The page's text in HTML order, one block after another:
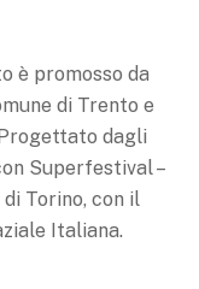
è promosso da
di Trento e
dagli
Superfestival –
Torino, con il
Italiana.